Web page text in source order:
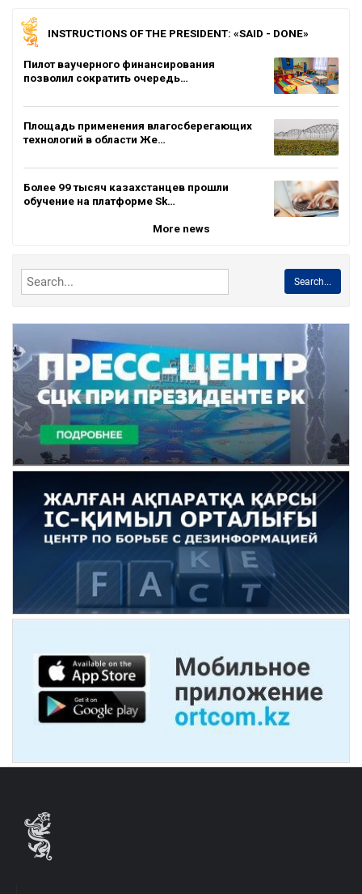
INSTRUCTIONS OF THE PRESIDENT: «SAID - DONE»
Пилот ваучерного финансирования
позволил сократить очередь…
Площадь применения влагосберегающих
технологий в области Же…
Более 99 тысяч казахстанцев прошли
обучение на платформе Sk…
More news
Search...